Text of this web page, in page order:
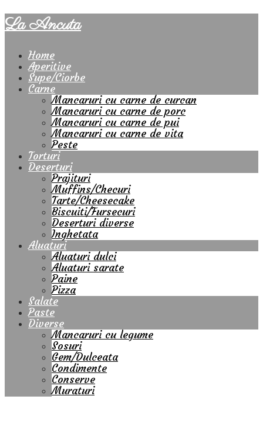
La Ancuta
Home
Aperitive
Supe/Ciorbe
Carne
Mancaruri cu carne de curcan
Mancaruri cu carne de porc
Mancaruri cu carne de pui
Mancaruri cu carne de vita
Peste
Torturi
Deserturi
Prajituri
Muffins/Checuri
Tarte/Cheesecake
Biscuiti/Fursecuri
Deserturi diverse
Inghetata
Aluaturi
Aluaturi dulci
Aluaturi sarate
Paine
Pizza
Salate
Paste
Diverse
Mancaruri cu legume
Sosuri
Gem/Dulceata
Condimente
Conserve
Muraturi